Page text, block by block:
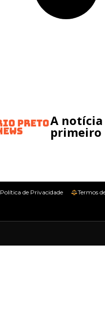
A notícia
primeiro
Política de Privacidade Termos